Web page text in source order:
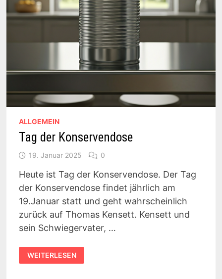
ALLGEMEIN
Tag der Konservendose
19. Januar 2025 0
Heute ist Tag der Konservendose. Der Tag
der Konservendose findet jährlich am
19.Januar statt und geht wahrscheinlich
zurück auf Thomas Kensett. Kensett und
sein Schwiegervater, …
TAG
DER
KONSERVENDOSE
WEITERLESEN